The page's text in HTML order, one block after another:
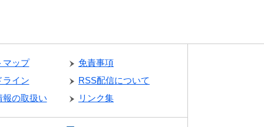
マップ
免責事項
ライン
RSS配信について
報の取扱い
リンク集